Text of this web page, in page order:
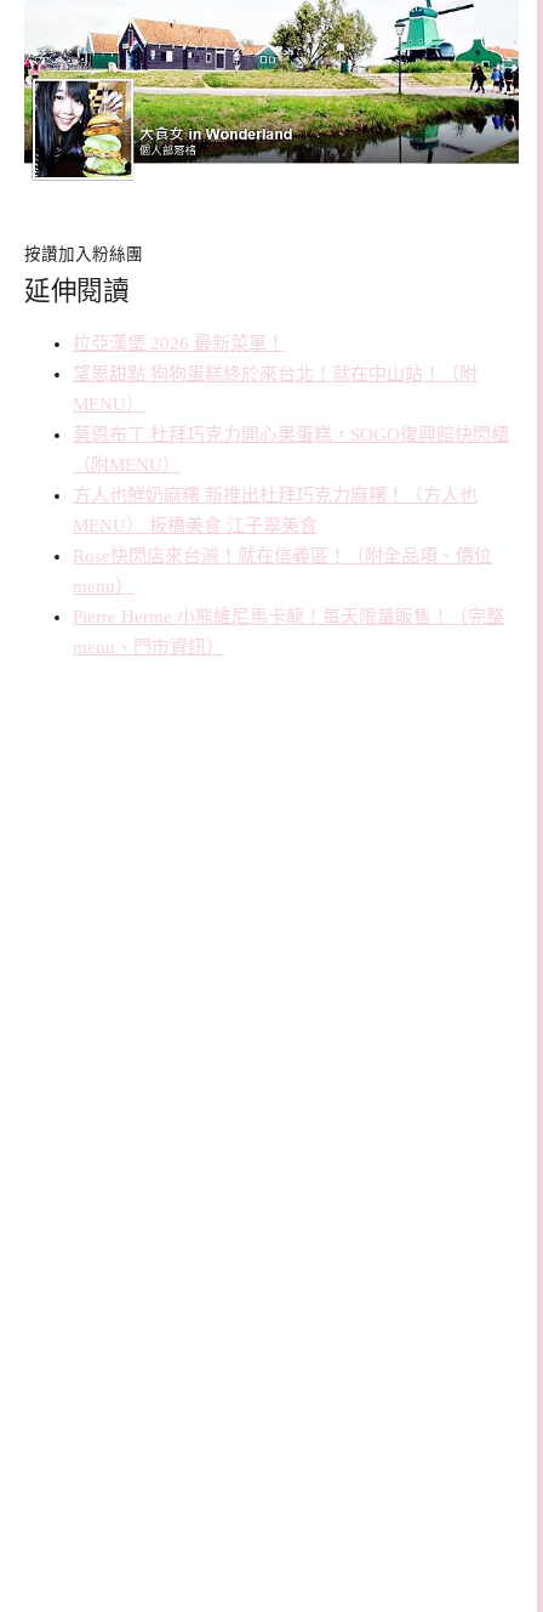
按讚加入粉絲團
延伸閱讀
拉亞漢堡 2026 最新菜單！
望思甜點 狗狗蛋糕終於來台北！就在中山站！（附
MENU）
莫恩布丁 杜拜巧克力開心果蛋糕，SOGO復興館快閃櫃
（附MENU）
方人也鮮奶麻糬 新推出杜拜巧克力麻糬！（方人也
MENU） 板橋美食 江子翠美食
Rose快閃店來台灣！就在信義區！（附全品項、價位
menu）
Pierre Herme 小熊維尼馬卡龍！每天限量販售！（完整
menu、門市資訊）